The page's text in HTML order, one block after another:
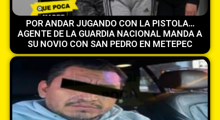
POR ANDAR JUGANDO CON LA PISTOLA…
AGENTE DE LA GUARDIA NACIONAL MANDA A
SU NOVIO CON SAN PEDRO EN METEPEC